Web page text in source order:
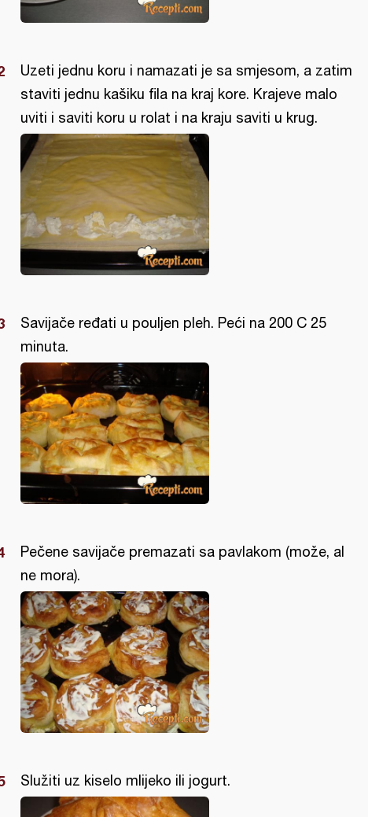
Uzeti jednu koru i namazati je sa smjesom, a zatim
staviti jednu kašiku fila na kraj kore. Krajeve malo
uviti i saviti koru u rolat i na kraju saviti u krug.
Savijače ređati u pouljen pleh. Peći na 200 C 25
minuta.
Pečene savijače premazati sa pavlakom (može, al
ne mora).
Služiti uz kiselo mlijeko ili jogurt.